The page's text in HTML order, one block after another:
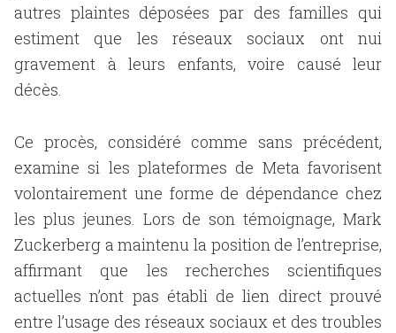
autres plaintes déposées par des familles qui
estiment que les réseaux sociaux ont nui
gravement à leurs enfants, voire causé leur
décès.
Ce procès, considéré comme sans précédent,
examine si les plateformes de Meta favorisent
volontairement une forme de dépendance chez
les plus jeunes. Lors de son témoignage, Mark
Zuckerberg a maintenu la position de l’entreprise,
affirmant que les recherches scientifiques
actuelles n’ont pas établi de lien direct prouvé
entre l’usage des réseaux sociaux et des troubles